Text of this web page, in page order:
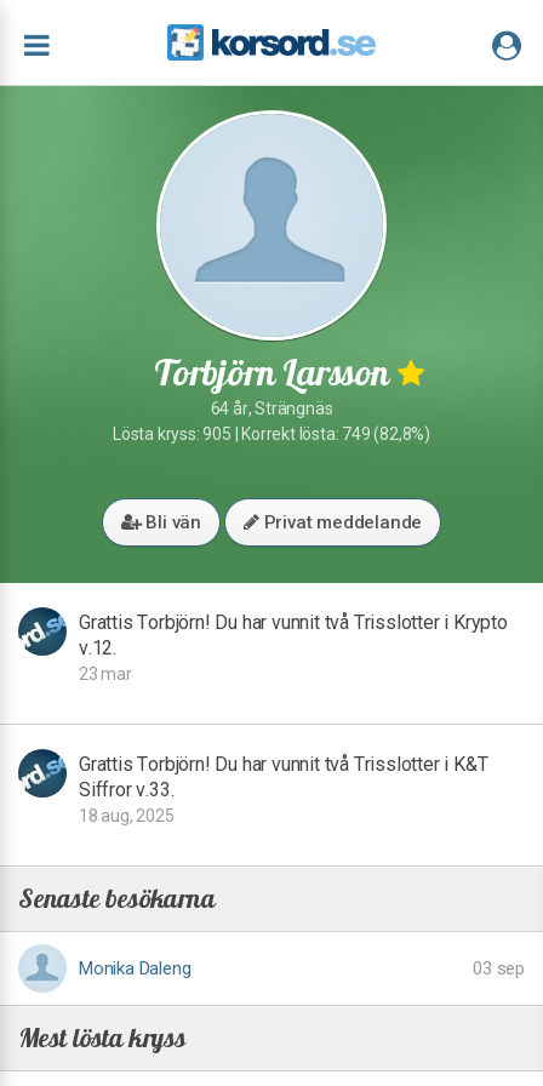
Torbjörn Larsson
64 år, Strängnäs
Lösta kryss: 905 | Korrekt lösta: 749 (82,8%)
Bli vän Privat meddelande
Grattis Torbjörn! Du har vunnit två Trisslotter i Krypto
v.12.
23 mar
Grattis Torbjörn! Du har vunnit två Trisslotter i K&T
Siffror v.33.
18 aug, 2025
Senaste besökarna
Monika Daleng 03 sep
Mest lösta kryss